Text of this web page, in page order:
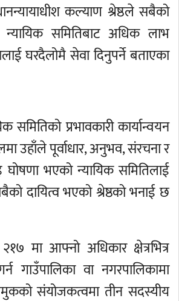
कल्याण श्रेष्ठले सबैको
न्यायिक समितिबाट अधिक लाभ
घरदैलोमै सेवा दिनुपर्ने बताएका
समितिको प्रभावकारी कार्यान्वयन
उहाँले पूर्वाधार, अनुभव, संरचना र
भएको न्यायिक समितिलाई
दायित्व भएको श्रेष्ठको भनाई छ
मा आफ्नो अधिकार क्षेत्रभित्र
गाउँपालिका वा नगरपालिकामा
संयोजकत्वमा तीन सदस्यीय